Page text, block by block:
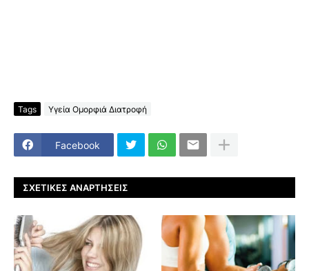
Tags Υγεία Ομορφιά Διατροφή
Facebook
ΣΧΕΤΙΚΈΣ ΑΝΑΡΤΉΣΕΙΣ